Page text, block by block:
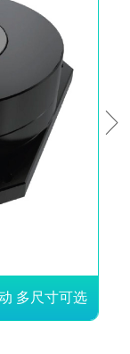
多尺寸可选
